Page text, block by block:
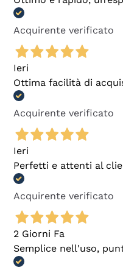
Acquirente verificato
Ieri
Ottima facilità di
Acquirente verificato
Ieri
Perfetti e attenti al
Acquirente verificato
2 Giorni Fa
Semplice nell'uso,